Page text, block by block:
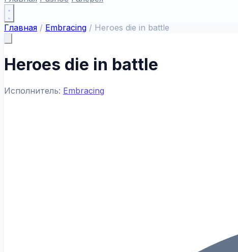
Главная / Embracing / Heroes die in battle
Heroes die in battle
Исполнитель: Embracing